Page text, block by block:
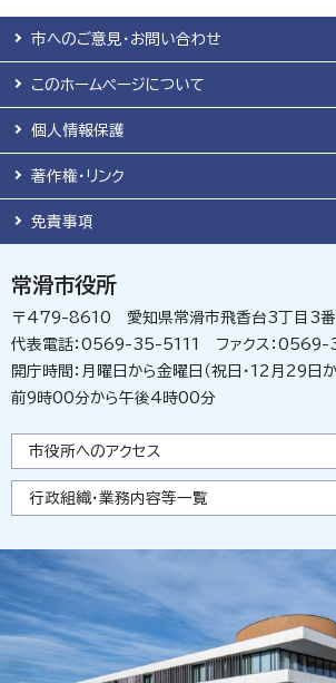
市へのご意見・お問い合わせ
このホームページについて
個人情報保護
著作権・リンク
免責事項
常滑市役所
〒479-8610 愛知県常滑市飛香台3丁目3
代表電話：0569-35-5111 ファクス：
開庁時間：月曜日から金曜日（祝日・12月29日
前9時00分から午後4時00分
市役所へのアクセス
行政組織・業務内容等一覧